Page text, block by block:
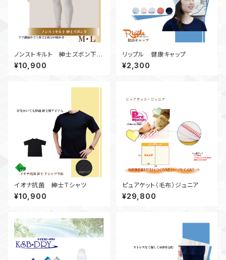
ノンストキルト 紳士ズボン下
Ｍ・Ｌ
¥10,900
リップル 健康キャップ
¥2,300
イオナ抗菌 紳士Ｔシャツ
¥10,900
ピュアケット（毛布）ジュニア
¥29,800